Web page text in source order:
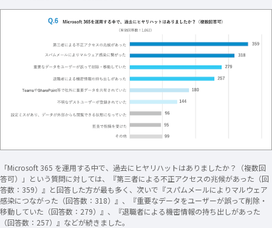
「Microsoft 365 を運用する中で、過去にヒヤリハットはありましたか？（複数回
答可）」という質問に対しては、『第三者による不正アクセスの兆候があった（回
答数：359）』と回答した方が最も多く、次いで『スパムメールによりマルウェア
感染につながった（回答数：318）』、『重要なデータをユーザーが誤って削除・
移動していた（回答数：279）』、『退職者による機密情報の持ち出しがあった
（回答数：257）』などが続きました。